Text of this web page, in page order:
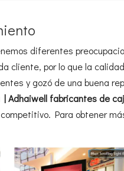
diferentes
cliente, por lo que la
y gozó de una buena
| Adhaiwell fabricantes de
Para obtener